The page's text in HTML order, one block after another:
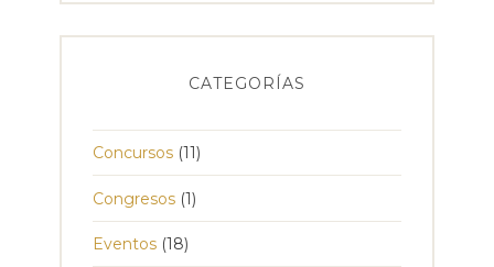
CATEGORÍAS
Concursos (11)
Congresos (1)
Eventos (18)